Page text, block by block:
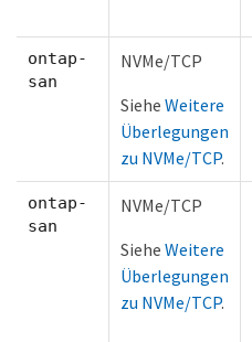
ontap-
san
NVMe/TCP
Siehe Weitere
Überlegungen
zu NVMe/TCP.
ontap-
san
NVMe/TCP
Siehe Weitere
Überlegungen
zu NVMe/TCP.